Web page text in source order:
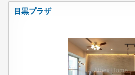
目黒プラザ